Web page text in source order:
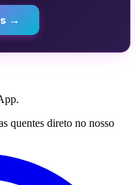
→
quentes direto no nosso